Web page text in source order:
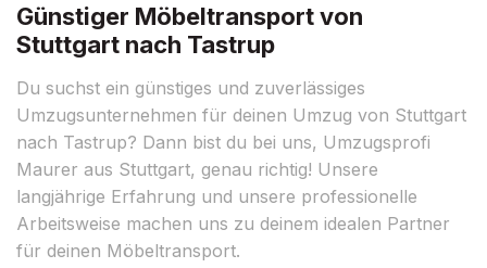
Günstiger Möbeltransport von
Stuttgart nach Tastrup
Du suchst ein günstiges und zuverlässiges
Umzugsunternehmen für deinen Umzug von Stuttgart
nach Tastrup? Dann bist du bei uns, Umzugsprofi
Maurer aus Stuttgart, genau richtig! Unsere
langjährige Erfahrung und unsere professionelle
Arbeitsweise machen uns zu deinem idealen Partner
für deinen Möbeltransport.